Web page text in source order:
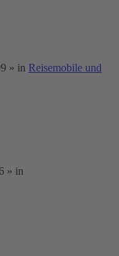
» in Reisemobile und
» in